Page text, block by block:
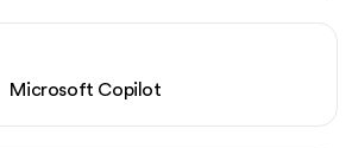
Microsoft Copilot